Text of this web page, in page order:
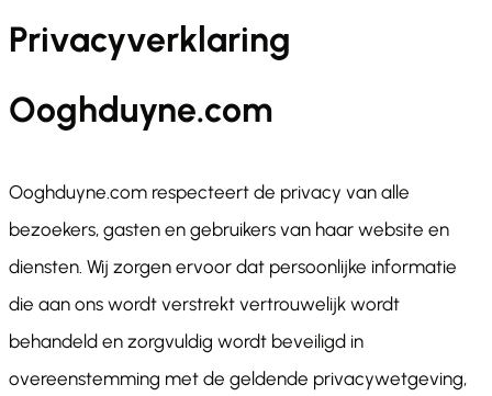
Privacyverklaring
Ooghduyne.com
Ooghduyne.com respecteert de privacy van alle
bezoekers, gasten en gebruikers van haar website en
diensten. Wij zorgen ervoor dat persoonlijke informatie
die aan ons wordt verstrekt vertrouwelijk wordt
behandeld en zorgvuldig wordt beveiligd in
overeenstemming met de geldende privacywetgeving,